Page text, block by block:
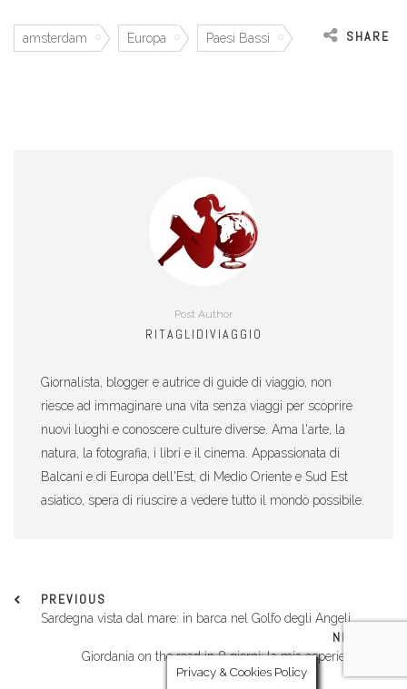
amsterdam Europa Paesi Bassi SHARE
Post Author
RITAGLIDIVIAGGIO
Giornalista, blogger e autrice di guide di viaggio, non
riesce ad immaginare una vita senza viaggi per scoprire
nuovi luoghi e conoscere culture diverse. Ama l'arte, la
natura, la fotografia, i libri e il cinema. Appassionata di
Balcani e di Europa dell'Est, di Medio Oriente e Sud Est
asiatico, spera di riuscire a vedere tutto il mondo possibile.
PREVIOUS
Sardegna vista dal mare: in barca nel Golfo degli Angeli
NEXT
Giordania on the road in 8 giorni: la mia esperienza
Privacy & Cookies Policy